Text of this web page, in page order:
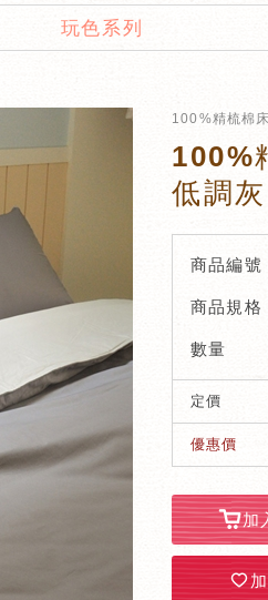
玩色系列
100%精梳棉
100%
低調灰
商品編號
商品規格
數量
定價
優惠價
加